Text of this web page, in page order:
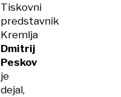
Tiskovni
predstavnik
Kremlja
Dmitrij
Peskov
je
dejal,